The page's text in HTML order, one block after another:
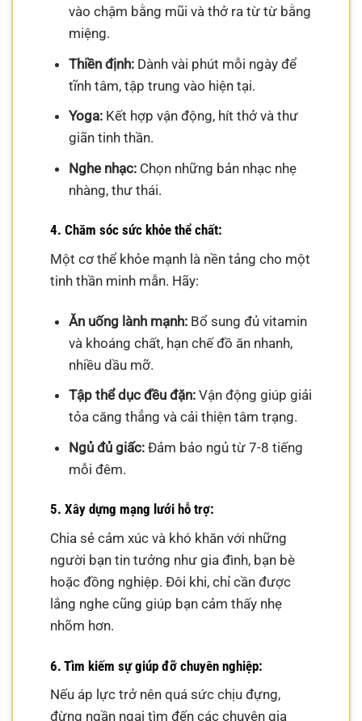
vào chậm bằng mũi và thở ra từ từ bằng
miệng.
Thiền định:Dành vài phút mỗi ngày để
tĩnh tâm, tập trung vào hiện tại.
Yoga:Kết hợp vận động, hít thở và thư
giãn tinh thần.
Nghe nhạc:Chọn những bản nhạc nhẹ
nhàng, thư thái.
4. Chăm sóc sức khỏe thể chất:
Một cơ thể khỏe mạnh là nền tảng cho một
tinh thần minh mẫn. Hãy:
Ăn uống lành mạnh:Bổ sung đủ vitamin
và khoáng chất, hạn chế đồ ăn nhanh,
nhiều dầu mỡ.
Tập thể dục đều đặn:Vận động giúp giải
tỏa căng thẳng và cải thiện tâm trạng.
Ngủ đủ giấc:Đảm bảo ngủ từ 7-8 tiếng
mỗi đêm.
5. Xây dựng mạng lưới hỗ trợ:
Chia sẻ cảm xúc và khó khăn với những
người bạn tin tưởng như gia đình, bạn bè
hoặc đồng nghiệp. Đôi khi, chỉ cần được
lắng nghe cũng giúp bạn cảm thấy nhẹ
nhõm hơn.
6. Tìm kiếm sự giúp đỡ chuyên nghiệp:
Nếu áp lực trở nên quá sức chịu đựng,
đừng ngần ngại tìm đến các chuyên gia